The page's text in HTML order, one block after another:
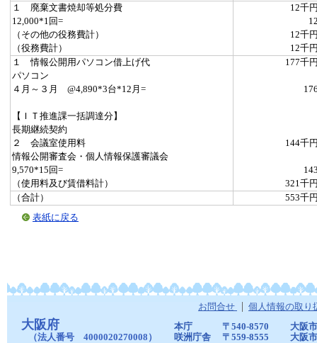
１ 廃棄文書焼却等処分費
12千
12,000*1回=
（その他の役務費計）
12千
（役務費計）
12千
１ 情報公開用パソコン借上げ代
177千
パソコン
４月～３月 @4,890*3台*12月=
【ＩＴ推進課一括調達分】
長期継続契約
２ 会議室使用料
144千
情報公開審査会・個人情報保護審議会
9,570*15回=
（使用料及び賃借料計）
321千
（合計）
553千
表紙に戻る
お問合せ 個人情報の取り
大阪府
（法人番号 4000020270008）
本庁 〒540-8570
大阪
咲洲庁舎
〒559-8555
大阪